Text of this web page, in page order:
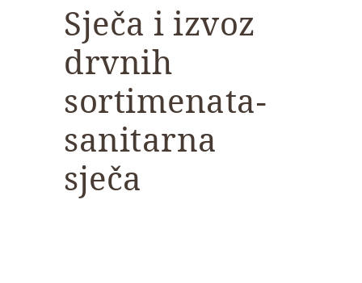
Sječa i izvoz
drvnih
sortimenata-
sanitarna
sječa